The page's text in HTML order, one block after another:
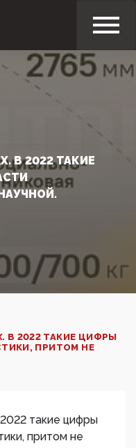
В 2022 ТАКИЕ
В 2022 ТАКИЕ ЦИФРЫ
ПРИТОМ НЕ
такие цифры
притом не